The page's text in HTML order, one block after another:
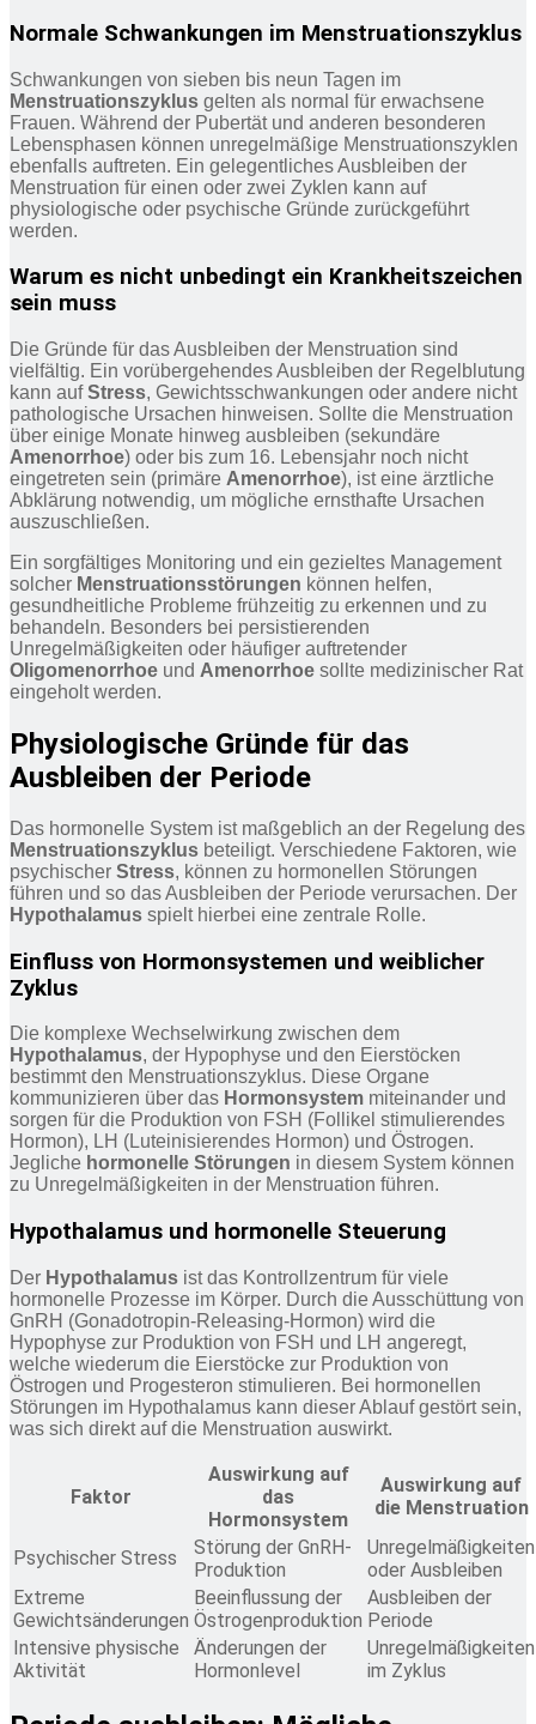
Normale Schwankungen im Menstruationszyklus
Schwankungen von sieben bis neun Tagen im
Menstruationszyklus gelten als normal für erwachsene
Frauen. Während der Pubertät und anderen besonderen
Lebensphasen können unregelmäßige Menstruationszyklen
ebenfalls auftreten. Ein gelegentliches Ausbleiben der
Menstruation für einen oder zwei Zyklen kann auf
physiologische oder psychische Gründe zurückgeführt
werden.
Warum es nicht unbedingt ein Krankheitszeichen
sein muss
Die Gründe für das Ausbleiben der Menstruation sind
vielfältig. Ein vorübergehendes Ausbleiben der Regelblutung
kann aufStress, Gewichtsschwankungen oder andere nicht
pathologische Ursachen hinweisen. Sollte die Menstruation
über einige Monate hinweg ausbleiben (sekundäre
Amenorrhoe) oder bis zum 16. Lebensjahr noch nicht
eingetreten sein (primäre Amenorrhoe), ist eine ärztliche
Abklärung notwendig, um mögliche ernsthafte Ursachen
auszuschließen.
Ein sorgfältiges Monitoring und ein gezieltes Management
solcher Menstruationsstörungen können helfen,
gesundheitliche Probleme frühzeitig zu erkennen und zu
behandeln. Besonders bei persistierenden
Unregelmäßigkeiten oder häufiger auftretender
Oligomenorrhoe und Amenorrhoe sollte medizinischer Rat
eingeholt werden.
Physiologische Gründe für das
Ausbleiben der Periode
Das hormonelle System ist maßgeblich an der Regelung des
Menstruationszyklus beteiligt. Verschiedene Faktoren, wie
psychischer Stress, können zu hormonellen Störungen
führen und so das Ausbleiben der Periode verursachen. Der
Hypothalamus spielt hierbei eine zentrale Rolle.
Einfluss von Hormonsystemen und weiblicher
Zyklus
Die komplexe Wechselwirkung zwischen dem
Hypothalamus, der Hypophyse und den Eierstöcken
bestimmt den Menstruationszyklus. Diese Organe
kommunizieren über das Hormonsystem miteinander und
sorgen für die Produktion von FSH (Follikel stimulierendes
Hormon), LH (Luteinisierendes Hormon) und Östrogen.
Jegliche hormonelle Störungen in diesem System können
zu Unregelmäßigkeiten in der Menstruation führen.
Hypothalamus und hormonelle Steuerung
Der Hypothalamus ist das Kontrollzentrum für viele
hormonelle Prozesse im Körper. Durch die Ausschüttung von
GnRH (Gonadotropin-Releasing-Hormon) wird die
Hypophyse zur Produktion von FSH und LH angeregt,
welche wiederum die Eierstöcke zur Produktion von
Östrogen und Progesteron stimulieren. Bei hormonellen
Störungen im Hypothalamus kann dieser Ablauf gestört sein,
was sich direkt auf die Menstruation auswirkt.
Faktor
Auswirkung auf
das
Hormonsystem
Auswirkung auf
die Menstruation
Psychischer Stress
Störung der GnRH-
Produktion
Unregelmäßigkeiten
oder Ausbleiben
Extreme
Gewichtsänderungen
Beeinflussung der
Östrogenproduktion
Ausbleiben der
Periode
Intensive physische
Aktivität
Änderungen der
Hormonlevel
Unregelmäßigkeiten
im Zyklus